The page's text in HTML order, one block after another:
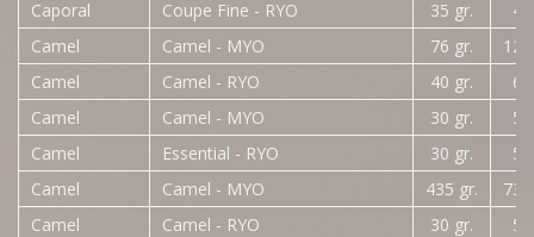
Caporal
Coupe Fine - RYO 35 gr.
Camel
Camel - MYO 76 gr.
Camel
Camel - RYO 40 gr.
Camel
Camel - MYO 30 gr.
Camel
Essential - RYO 30 gr.
Camel
Camel - MYO 435 gr.
Camel
Camel - RYO 30 gr.